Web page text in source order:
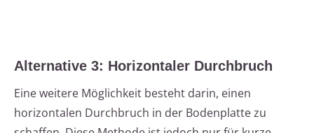
Alternative 3: Horizontaler Durchbruch
Eine weitere Möglichkeit besteht darin, einen
horizontalen Durchbruch in der Bodenplatte zu